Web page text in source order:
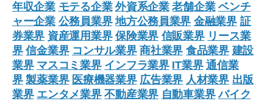
年収企業 モテる企業 外資系企業 老舗企業 ベンチ
ャー企業 公務員業界 地方公務員業界 金融業界 証
券業界 資産運用業界 保険業界 信販業界 リース業
界 信金業界 コンサル業界 商社業界 食品業界 建設
業界 マスコミ業界 インフラ業界 IT業界 通信業
界 製薬業界 医療機器業界 広告業界 人材業界 出版
業界 エンタメ業界 不動産業界 自動車業界 バイク